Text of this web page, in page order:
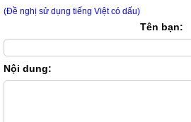
(Đề nghị sử dụng tiếng Việt có dấu)
Tên bạn:
Nội dung: